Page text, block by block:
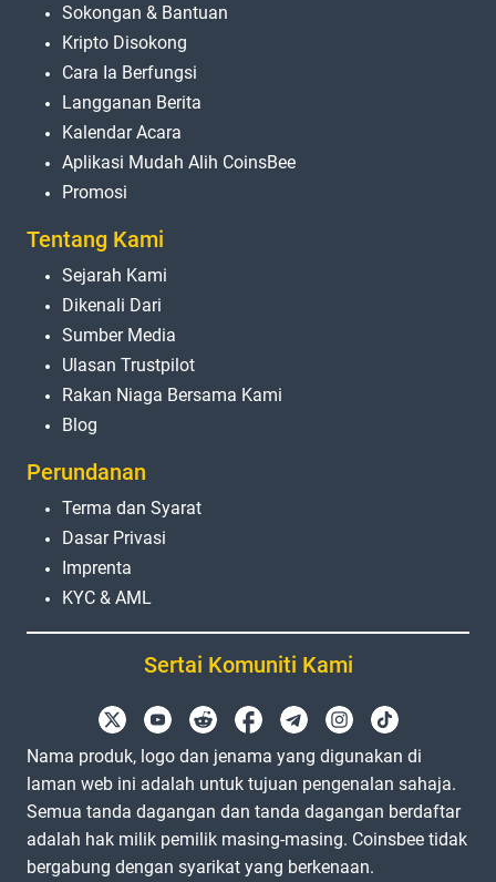
Sokongan & Bantuan
Kripto Disokong
Cara Ia Berfungsi
Langganan Berita
Kalendar Acara
Aplikasi Mudah Alih CoinsBee
Promosi
Tentang Kami
Sejarah Kami
Dikenali Dari
Sumber Media
Ulasan Trustpilot
Rakan Niaga Bersama Kami
Blog
Perundanan
Terma dan Syarat
Dasar Privasi
Imprenta
KYC & AML
Sertai Komuniti Kami
Nama produk, logo dan jenama yang digunakan di
laman web ini adalah untuk tujuan pengenalan sahaja.
Semua tanda dagangan dan tanda dagangan berdaftar
adalah hak milik pemilik masing-masing. Coinsbee tidak
bergabung dengan syarikat yang berkenaan.